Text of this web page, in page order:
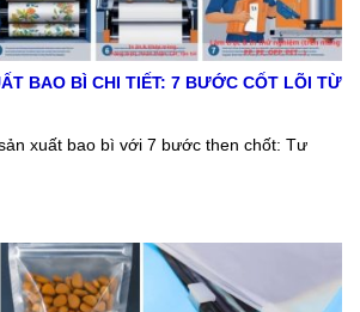
BAO BÌ CHI TIẾT: 7 BƯỚC CỐT LÕI TỪ
xuất bao bì với 7 bước then chốt: Tư